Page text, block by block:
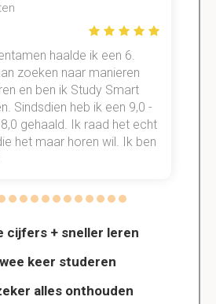
cijfers + sneller leren
keer studeren
alles onthouden
haalde ik een 6.
zoeken naar manieren
en ben ik Study Smart
Sindsdien heb ik een 9,0 -
gehaald. Ik raad het echt
het maar horen wil. Ik ben